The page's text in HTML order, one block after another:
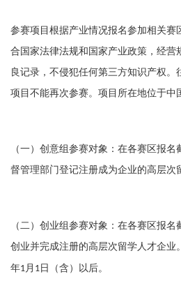
参赛项目根据产业情况报名参加相关赛
合国家法律法规和国家产业政策，经营
良记录，不侵犯任何第三方知识产权。
项目不能再次参赛。项目所在地位于中
（一）创意组参赛对象：在各赛区报
督管理部门登记注册成为企业的高层次
（二）创业组参赛对象：在各赛区报
创业并完成注册的高层次留学人才企业
年1月 1 日（含）以后。